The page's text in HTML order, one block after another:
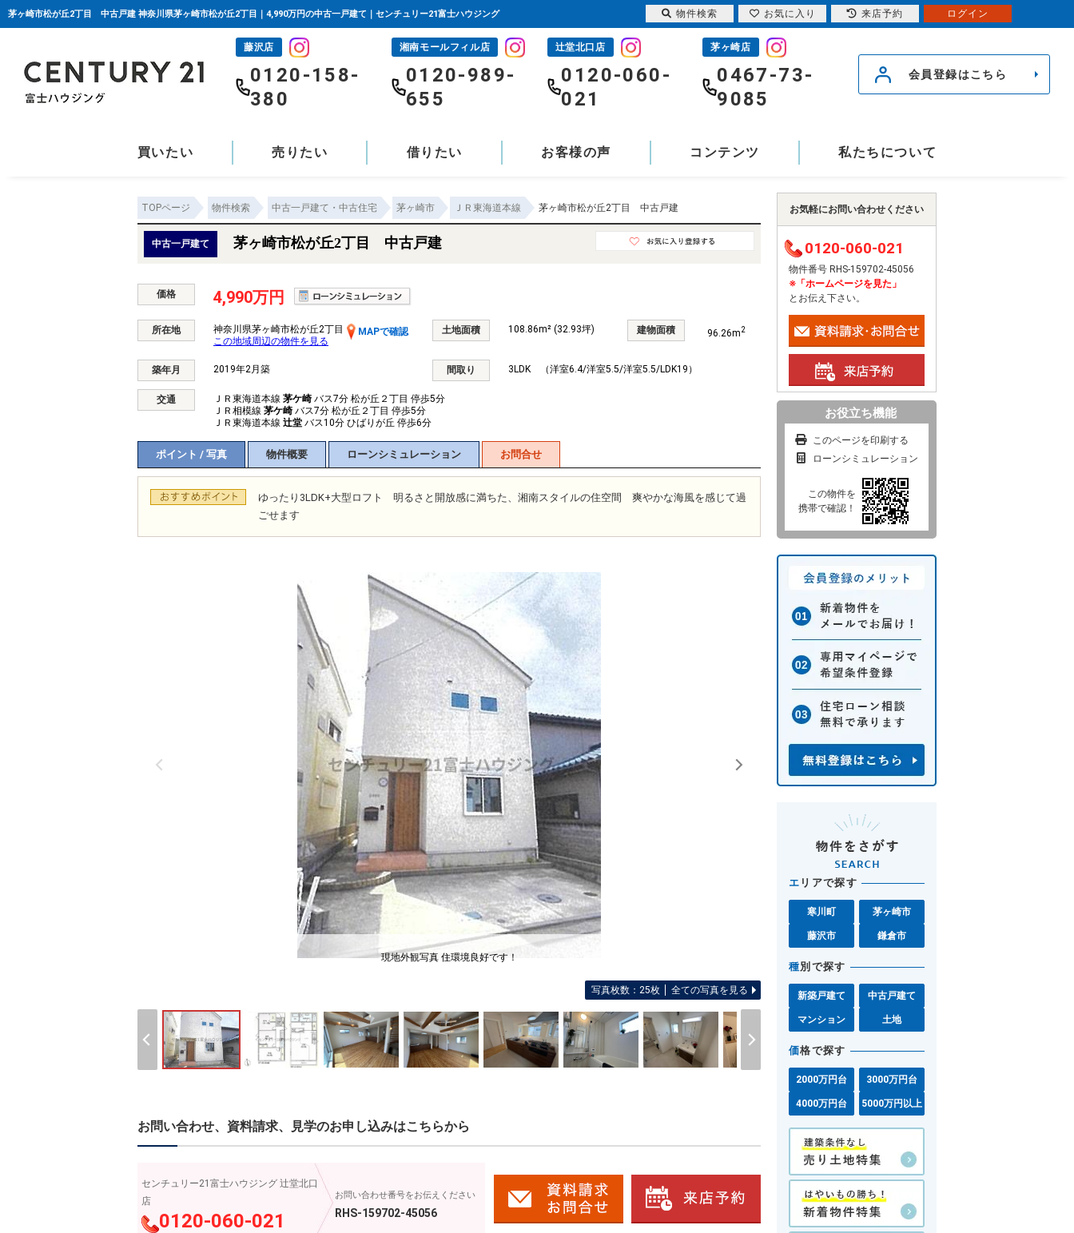
茅ヶ崎市松が丘2丁目 中古戸建 神奈川県茅ヶ崎市松が丘2丁目｜4,990万円の中古一戸建て｜センチュリー21富士ハウジング
藤沢店
0120-158-
380
湘南モールフィル店
0120-989-
655
辻堂北口店
0120-060-
021
茅ヶ崎店
0467-73-
9085
会員登録はこちら
買いたい 売りたい 借りたい お客様の声 コンテンツ 私たちについて
TOPページ 物件検索 中古一戸建て・中古住宅 茅ヶ崎市 ＪＲ東海道本線 茅ヶ崎市松が丘2丁目 中古戸建
中古一戸建て 茅ヶ崎市松が丘2丁目 中古戸建
価格 4,990万円
所在地 神奈川県茅ヶ崎市松が丘2丁目
MAPで確認
この地域周辺の物件を見る
土地面積 108.86m² (32.93坪) 建物面積 96.26m2
築年月 2019年2月築 間取り 3LDK （洋室6.4/洋室5.5/洋室5.5/LDK19）
交通 ＪＲ東海道本線 茅ケ崎 バス7分 松が丘２丁目 停歩5分
ＪＲ相模線 茅ケ崎 バス7分 松が丘２丁目 停歩5分
ＪＲ東海道本線 辻堂 バス10分 ひばりが丘 停歩6分
ポイント / 写真 物件概要 ローンシミュレーション お問合せ
ゆったり3LDK+大型ロフト 明るさと開放感に満ちた、湘南スタイルの住空間 爽やかな海風を感じて過
ごせます
現地外観写真 住環境良好です！
写真枚数：25枚 全ての写真を見る
お問い合わせ、資料請求、見学のお申し込みはこちらから
センチュリー21富士ハウジング 辻堂北口
店
0120-060-021
お問い合わせ番号をお伝えください
RHS-159702-45056
お気軽にお問い合わせください
0120-060-021
物件番号 RHS-159702-45056
※「ホームページを見た」
とお伝え下さい。
お役立ち機能
このページを印刷する
ローンシミュレーション
この物件を
携帯で確認！
エ リアで探す
寒川町 茅ヶ崎市
藤沢市 鎌倉市
種別で探す
新築戸建て 中古戸建て
マンション 土地
価格で探す
2000万円台 3000万円台
4000万円台 5000万円以上
物件検索 お気に入り 来店予約 ログイン